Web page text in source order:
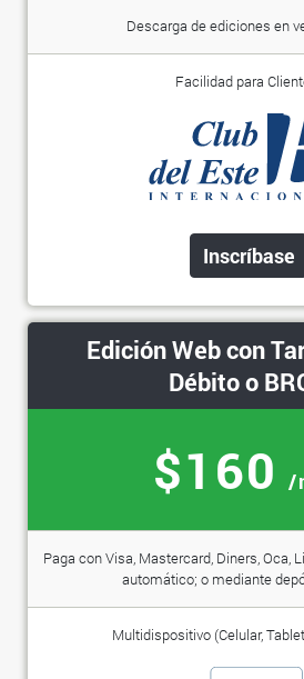
Descarga de ediciones en
Facilidad para
Inscríbase
Edición Web con
Débito o
$160 /
Paga con Visa, Mastercard, Diners, Oca,
automático; o mediante
Multidispositivo (Celular,